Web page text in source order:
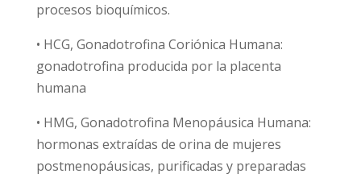
procesos bioquímicos.
• HCG, Gonadotrofina Coriónica Humana:
gonadotrofina producida por la placenta
humana
• HMG, Gonadotrofina Menopáusica Humana:
hormonas extraídas de orina de mujeres
postmenopáusicas, purificadas y preparadas